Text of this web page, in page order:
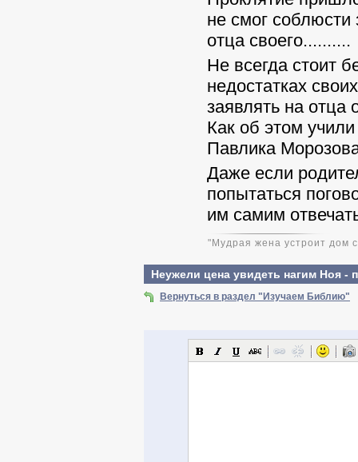
не смог соблюсти
отца своего..........
Не всегда стоит
недостатках
заявлять на отца
Как об этом
Павлика
Даже если
попытаться
им самим
"Мудрая жена устроит дом
Неужели цена увидеть нагим Ноя -
Вернуться в раздел "Изучаем Библию"